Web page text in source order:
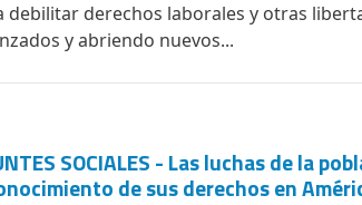
debilitar derechos laborales y otras
y abriendo nuevos...
SOCIALES - Las luchas de la
de sus derechos en